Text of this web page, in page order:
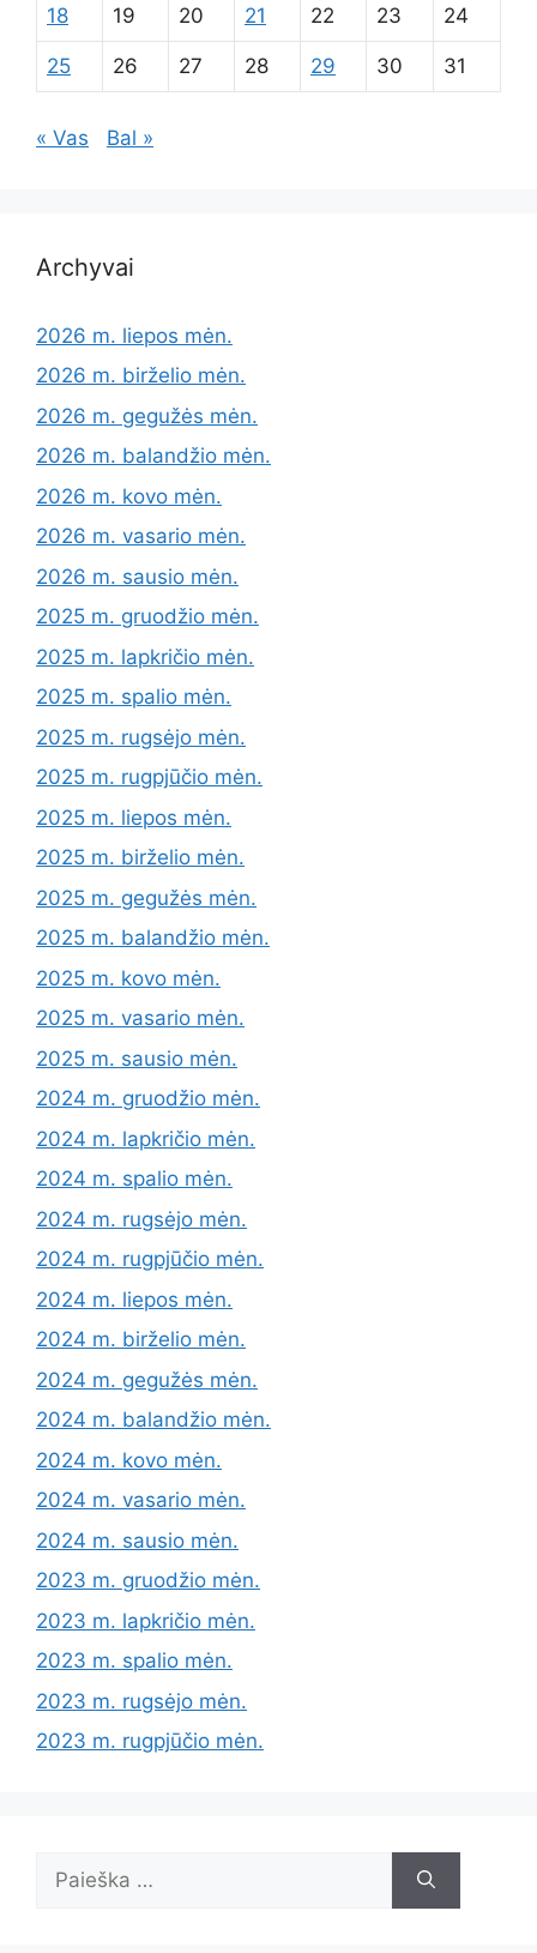
18 19 20 21 22 23 24
25 26 27 28 29 30 31
« Vas Bal »
Archyvai
2026 m. liepos mėn.
2026 m. birželio mėn.
2026 m. gegužės mėn.
2026 m. balandžio mėn.
2026 m. kovo mėn.
2026 m. vasario mėn.
2026 m. sausio mėn.
2025 m. gruodžio mėn.
2025 m. lapkričio mėn.
2025 m. spalio mėn.
2025 m. rugsėjo mėn.
2025 m. rugpjūčio mėn.
2025 m. liepos mėn.
2025 m. birželio mėn.
2025 m. gegužės mėn.
2025 m. balandžio mėn.
2025 m. kovo mėn.
2025 m. vasario mėn.
2025 m. sausio mėn.
2024 m. gruodžio mėn.
2024 m. lapkričio mėn.
2024 m. spalio mėn.
2024 m. rugsėjo mėn.
2024 m. rugpjūčio mėn.
2024 m. liepos mėn.
2024 m. birželio mėn.
2024 m. gegužės mėn.
2024 m. balandžio mėn.
2024 m. kovo mėn.
2024 m. vasario mėn.
2024 m. sausio mėn.
2023 m. gruodžio mėn.
2023 m. lapkričio mėn.
2023 m. spalio mėn.
2023 m. rugsėjo mėn.
2023 m. rugpjūčio mėn.
Ieškoti: